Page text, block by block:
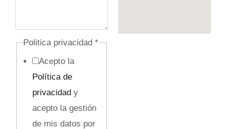
CPolitica privacidad *
Acepto la
Política de
privacidady
acepto la gestión
de mis datos por